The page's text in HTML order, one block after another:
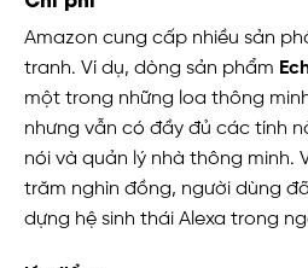
Amazon cung cấp nhiều sản
tranh. Ví dụ, dòng sản phẩm
một trong những loa thông
nhưng vẫn có đầy đủ các tính
nói và quản lý nhà thông minh.
trăm nghìn đồng, người dùng
dựng hệ sinh thái Alexa trong